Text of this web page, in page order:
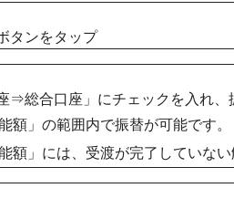
タンをタップ
⇒総合口座」にチェックを入れ
額」の範囲内で振替が可能です。
能額」には、受渡が完了していな